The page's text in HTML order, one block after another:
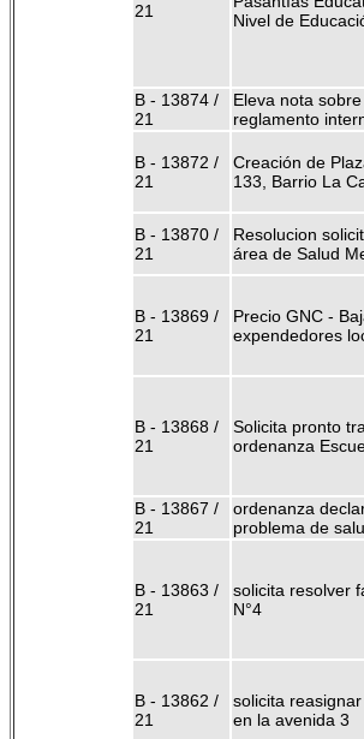
21
Nivel de
B - 13874 /
21
Eleva nota
reglamento
B - 13872 /
21
Creación de
133, Barrio La
B - 13870 /
21
Resolucion
área de Salud
B - 13869 /
21
Precio GNC -
expendedores
B - 13868 /
21
Solicita pronto
ordenanza
B - 13867 /
21
ordenanza
problema de
B - 13863 /
21
solicita resolver
N°4
B - 13862 /
21
solicita
en la avenida 3